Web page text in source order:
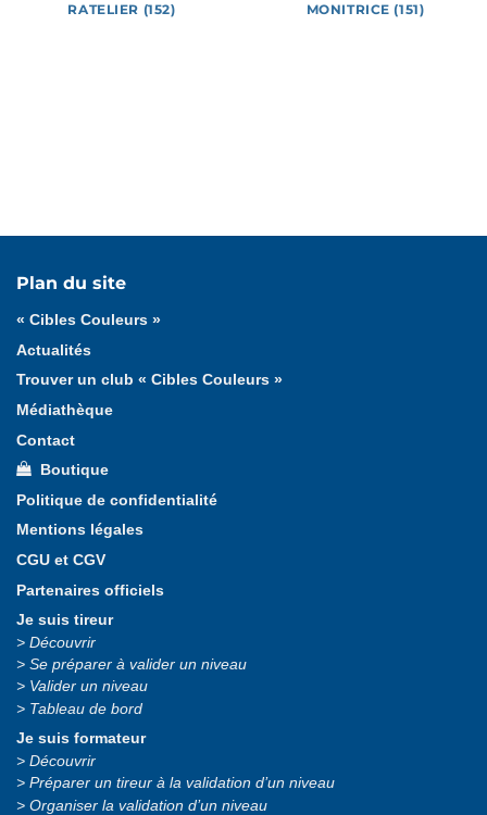
RATELIER (152) MONITRICE (151)
Vidéos
Plan du site
« Cibles Couleurs »
Actualités
Trouver un club « Cibles Couleurs »
Médiathèque
Contact
Boutique
Politique de confidentialité
Mentions légales
CGU et CGV
Partenaires officiels
Je suis tireur
Découvrir
Se préparer à valider un niveau
Valider un niveau
Tableau de bord
Je suis formateur
Découvrir
Préparer un tireur à la validation d’un niveau
Organiser la validation d’un niveau